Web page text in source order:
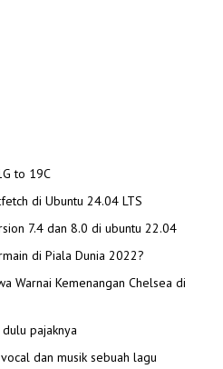
to 19C
di Ubuntu 24.04 LTS
7.4 dan 8.0 di ubuntu 22.04
di Piala Dunia 2022?
Warnai Kemenangan Chelsea di
pajaknya
dan musik sebuah lagu